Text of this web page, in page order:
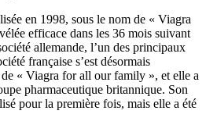
en 1998, sous le nom de « Viagra
efficace dans les 36 mois suivant
allemande, l’un des principaux
française s’est désormais
« Viagra for all our family », et elle a
pharmaceutique britannique. Son
pour la première fois, mais elle a été